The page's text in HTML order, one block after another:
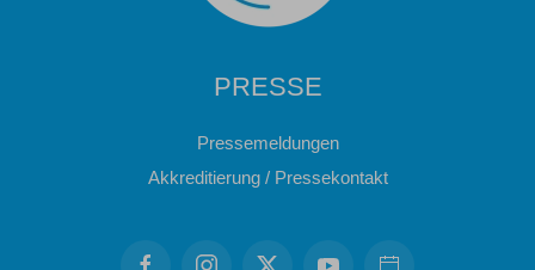
PRESSE
Pressemeldungen
Akkreditierung / Pressekontakt